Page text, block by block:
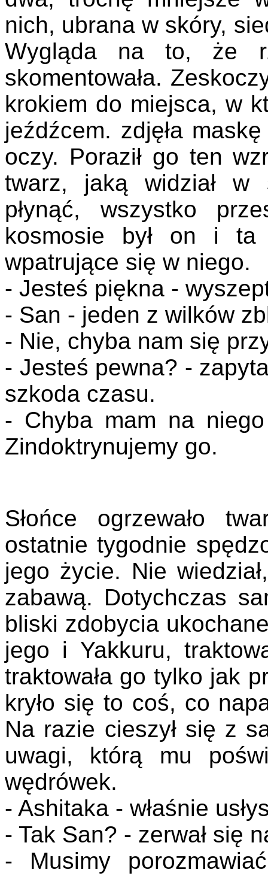
nich, ubrana w skóry,
Wygląda na to, że
skomentowała.
krokiem do miejsca, w
jeźdźcem. zdjęła
oczy. Poraził go ten
twarz, jaką widział w
płynąć, wszystko
kosmosie był on i ta
wpatrujące się w niego.
- Jesteś piękna -
- San - jeden z wilków
- Nie, chyba nam się
- Jesteś pewna? -
szkoda czasu.
- Chyba mam na
Zindoktrynujemy go.
Słońce ogrzewało
ostatnie tygodnie
jego życie. Nie
zabawą. Dotychczas
bliski zdobycia
jego i Yakkuru,
traktowała go tylko jak
kryło się to coś, co
Na razie cieszył się z
uwagi, którą mu
wędrówek.
- Ashitaka - właśnie
- Tak San? - zerwał się
- Musimy